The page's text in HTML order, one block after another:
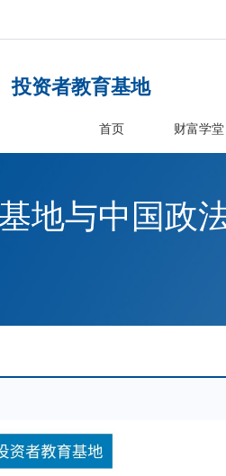
投资者教育基
首页
校
基地与